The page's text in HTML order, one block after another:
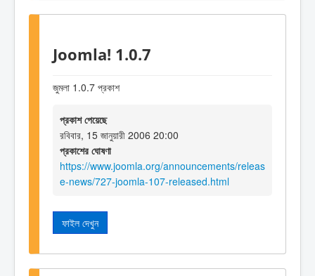
Joomla! 1.0.7
জুমলা 1.0.7 প্রকাশ
প্রকাশ পেয়েছে
রবিবার, 15 জানুয়ারী 2006 20:00
প্রকাশের ঘোষণা
https://www.joomla.org/announcements/releas
e-news/727-joomla-107-released.html
ফাইল দেখুন